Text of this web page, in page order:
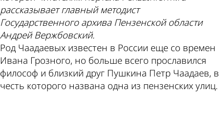
рассказывает главный методист
Государственного архива Пензенской области
Андрей Вержбовский.
Род Чаадаевых известен в России еще со времен
Ивана Грозного, но больше всего прославился
философ и близкий друг Пушкина Петр Чаадаев, в
честь которого названа одна из пензенских улиц.